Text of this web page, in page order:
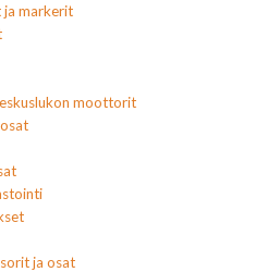
ja markerit
moottorit
ja osat